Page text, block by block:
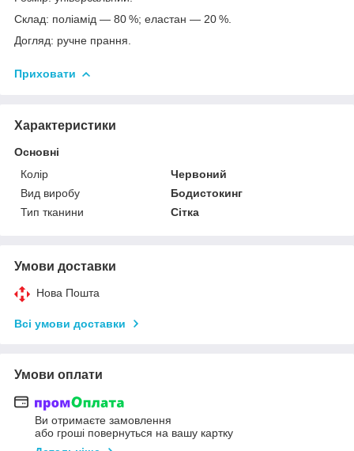
Склад: поліамід — 80 %; еластан — 20 %.
Догляд: ручне прання.
Приховати
Характеристики
Основні
Колір
Червоний
Вид виробу
Бодистокинг
Тип тканини
Сітка
Умови доставки
Нова Пошта
Всі умови доставки
Умови оплати
Ви отримаєте замовлення
або гроші повернуться на вашу картку